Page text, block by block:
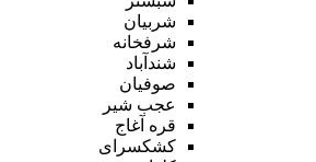
شربیان
شرفخانه
شندآباد
صوفیان
عجب شیر
قره آغاج
کشکسرای